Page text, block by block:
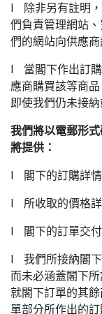
l 除非另有註明，
們負責管理網站
們的網站向供應商
l 當閣下作出訂購
應商購買該等商
即使我們仍未接
我們將以電郵形
將提供：
l 閣下的訂購詳情
l 所收取的價格詳
l 閣下的訂單交付
l 我們所接納閣下
而未必涵蓋閣下
就閣下訂單的其
單部分所作出的訂